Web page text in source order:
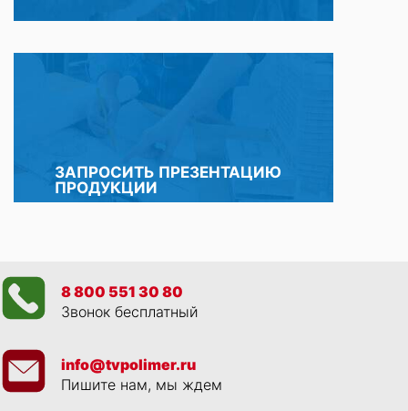
ЗАПРОСИТЬ ПРЕЗЕНТАЦИЮ
ПРОДУКЦИИ
8 800 551 30 80
Звонок бесплатный
info@tvpolimer.ru
Пишите нам, мы ждем